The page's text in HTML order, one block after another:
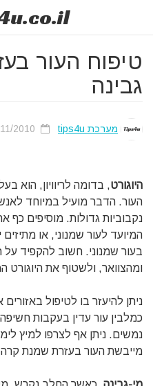
.co.il
טיפוח העור
גבינה
מערכת tips4u
היוגורט, בדומה לריוויון, הוא
העור. הדבר מועיל במיוחד
נקבוביות גדולות. מוסיפים כף
המיועד לעור שמנוני, או מתיזים
בעור שמנוני. חשוב להקפיד
ומהצוואר, ולשטוף את היוגורט
ניתן להיעזר בו לטיפול
כמלבין עור עדין בעקבות
נמשים. ניתן אף לצרפו למיץ
מייבשת העור בעזרת שמנת